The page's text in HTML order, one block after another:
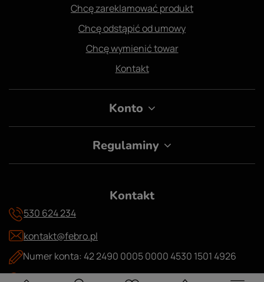
Chcę zareklamować produkt
Chcę odstąpić od umowy
Chcę wymienić towar
Kontakt
Konto
Regulaminy
Kontakt
530 624 234
kontakt@febro.pl
Numer konta: 42 2490 0005 0000 4530 1501 4926
Skwer Obrońców Helu 4/2 51-138 Wrocław